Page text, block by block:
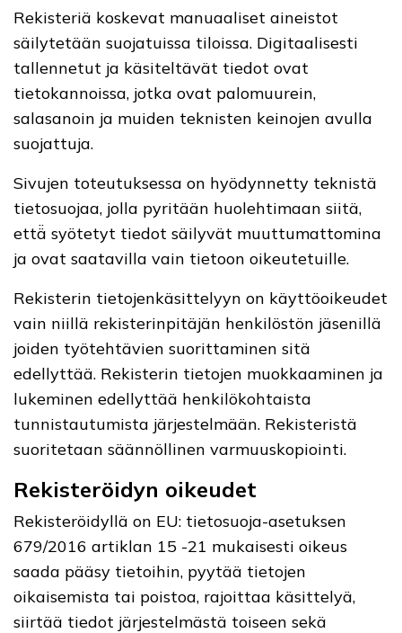
Rekisteriä koskevat manuaaliset aineistot
säilytetään suojatuissa tiloissa. Digitaalisesti
tallennetut ja käsiteltävät tiedot ovat
tietokannoissa, jotka ovat palomuurein,
salasanoin ja muiden teknisten keinojen avulla
suojattuja.
Sivujen toteutuksessa on hyödynnetty teknistä
tietosuojaa, jolla pyritään huolehtimaan siitä,
että̈ syötetyt tiedot säilyvät muuttumattomina
ja ovat saatavilla vain tietoon oikeutetuille.
Rekisterin tietojenkäsittelyyn on käyttöoikeudet
vain niillä rekisterinpitäjän henkilöstön jäsenillä
joiden työtehtävien suorittaminen sitä
edellyttää. Rekisterin tietojen muokkaaminen ja
lukeminen edellyttää henkilökohtaista
tunnistautumista järjestelmään. Rekisteristä
suoritetaan säännöllinen varmuuskopiointi.
Rekisteröidyn oikeudet
Rekisteröidyllä on EU: tietosuoja-asetuksen
679/2016 artiklan 15 -21 mukaisesti oikeus
saada pääsy tietoihin, pyytää tietojen
oikaisemista tai poistoa, rajoittaa käsittelyä,
siirtää tiedot järjestelmästä toiseen sekä